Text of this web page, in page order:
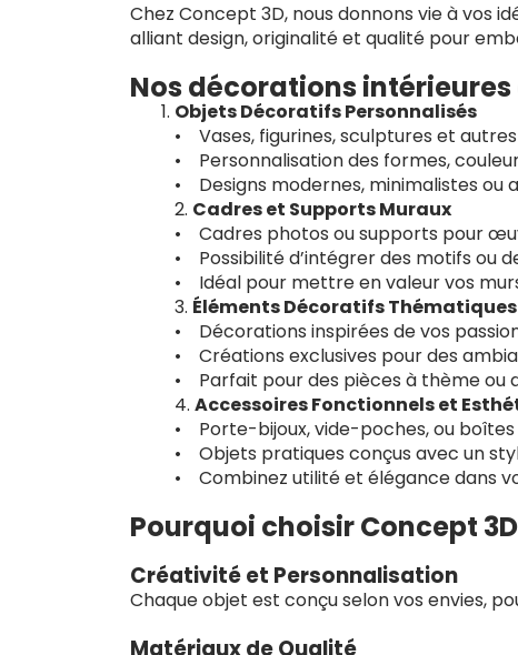
Chez Concept 3D, nous donnons vie à vos
alliant design, originalité et qualité pour
Nos décorations intérieures
Objets Décoratifs Personnalisés
• Vases, figurines, sculptures et
• Personnalisation des formes,
• Designs modernes, minimalistes ou
2. Cadres et Supports Muraux
• Cadres photos ou supports pour
• Possibilité d’intégrer des motifs ou
• Idéal pour mettre en valeur vos
3. Éléments Décoratifs Thématiques
• Décorations inspirées de vos
• Créations exclusives pour des
• Parfait pour des pièces à thème ou
4. Accessoires Fonctionnels et
• Porte-bijoux, vide-poches, ou
• Objets pratiques conçus avec un
• Combinez utilité et élégance dans
Pourquoi choisir Concept
Créativité et Personnalisation
Chaque objet est conçu selon vos envies,
Matériaux de Qualité